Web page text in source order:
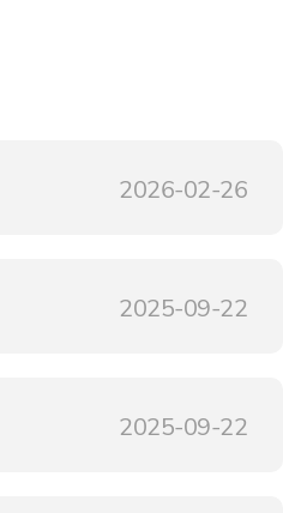
2026-02-26
2025-09-22
2025-09-22